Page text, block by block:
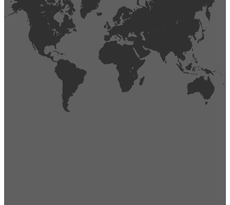
404Página no encontrada,
La página que buscas no existe o se ha cambiado de lugar.
Comprueba la URL e inténtalo de nuevo.
Ir a la página de inicio
Obtener soporte técnico